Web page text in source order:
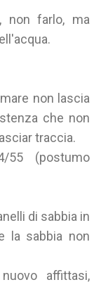
non farlo, ma
non lascia
che non
traccia.
55 (postumo
di sabbia in
la sabbia non
affittasi,